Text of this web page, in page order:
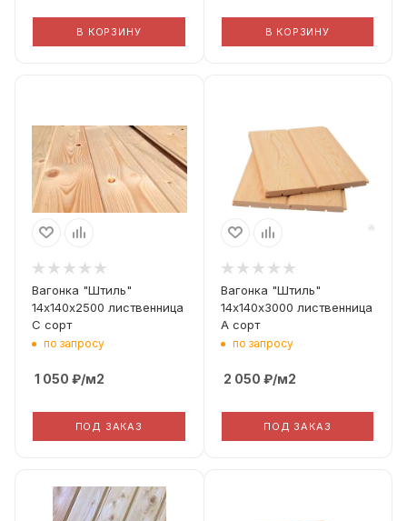
В КОРЗИНУ В КОРЗИНУ
Профиль
Штиль
Толщина
14
Сорт Дерева
Фактическая ширина
(Рабочая ширина)
140
Вагонка "Штиль"
14х140х2500 лиственница
С сорт
по запросу
1 050 ₽/м2
ПОД ЗАКАЗ
Профиль
Штиль
Толщина
14
Сорт Дерева
Фактическая ширина
(Рабочая ширина)
140
Вагонка "Штиль"
14х140х3000 лиственница
А сорт
по запросу
2 050 ₽/м2
ПОД ЗАКАЗ
Вид дерева
Лиственница